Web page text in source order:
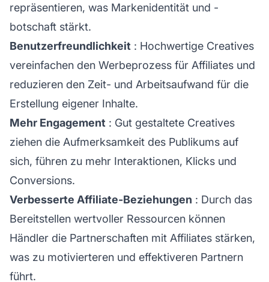
repräsentieren, was Markenidentität und -
botschaft stärkt.
Benutzerfreundlichkeit : Hochwertige Creatives
vereinfachen den Werbeprozess für Affiliates und
reduzieren den Zeit- und Arbeitsaufwand für die
Erstellung eigener Inhalte.
Mehr Engagement : Gut gestaltete Creatives
ziehen die Aufmerksamkeit des Publikums auf
sich, führen zu mehr Interaktionen, Klicks und
Conversions.
Verbesserte Affiliate-Beziehungen : Durch das
Bereitstellen wertvoller Ressourcen können
Händler die Partnerschaften mit Affiliates stärken,
was zu motivierteren und effektiveren Partnern
führt.